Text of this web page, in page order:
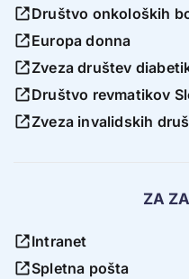
Društvo onkoloških
Europa donna
Zveza društev
Društvo revmatikov
Zveza invalidskih
ZA
Intranet
Spletna pošta